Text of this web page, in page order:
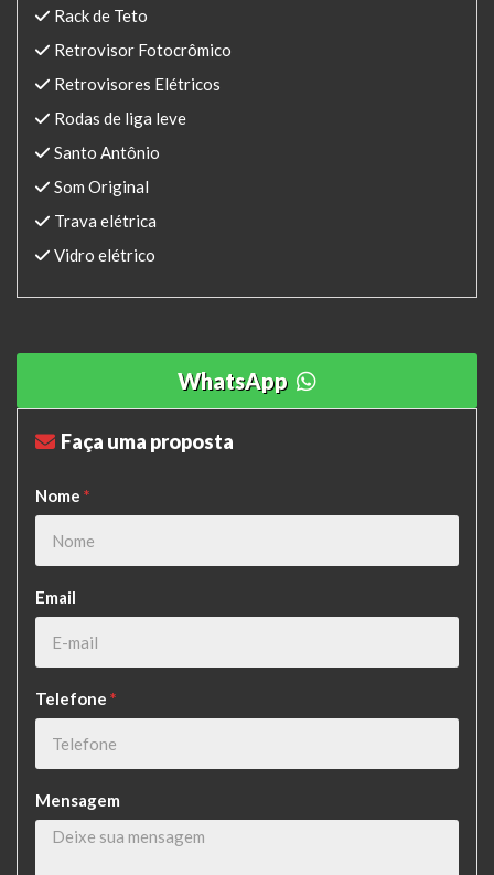
Rack de Teto
Retrovisor Fotocrômico
Retrovisores Elétricos
Rodas de liga leve
Santo Antônio
Som Original
Trava elétrica
Vidro elétrico
WhatsApp
Faça uma proposta
Nome *
Email
Telefone *
Mensagem